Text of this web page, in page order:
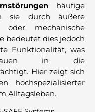
häufige
sie durch äußere
oder mechanische
bedeutet dies jedoch
Funktionalität, was
in die
Hier zeigt sich
hochspezialisierter
Alltagsleben.